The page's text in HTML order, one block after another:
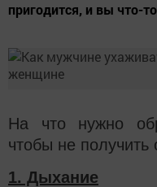
пригодится, и вы что-
На что нужно
чтобы не получить
1. Дыхание